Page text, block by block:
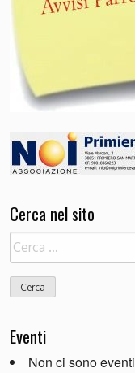
Cerca nel sito
Ricerca
per:
Eventi
Non ci sono eventi